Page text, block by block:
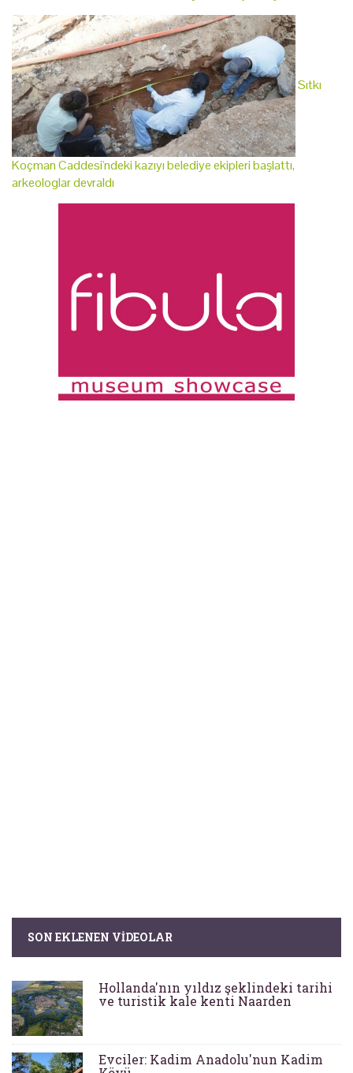
Sıtkı
Koçman Caddesi'ndeki kazıyı belediye ekipleri başlattı,
arkeologlar devraldı
SON EKLENEN VIDEOLAR
Hollanda'nın yıldız şeklindeki tarihi
ve turistik kale kenti Naarden
Evciler: Kadim Anadolu'nun Kadim